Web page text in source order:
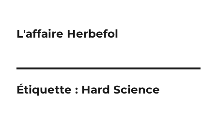
L'affaire Herbefol
Étiquette : Hard Science